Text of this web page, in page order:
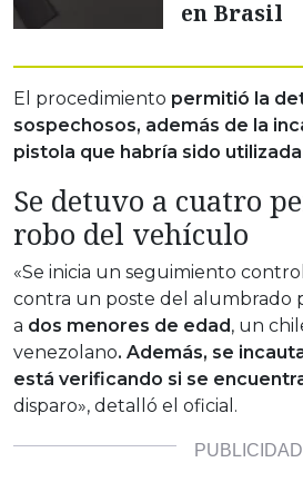
en Brasil
El procedimiento permitió la
sospechosos, además de la
pistola que habría sido
Se detuvo a cuatro
robo del vehículo
«Se inicia un seguimiento
contra un poste del alumbrado
a dos menores de edad , un
venezolano. Además, se
está verificando si se
disparo», detalló el oficial.